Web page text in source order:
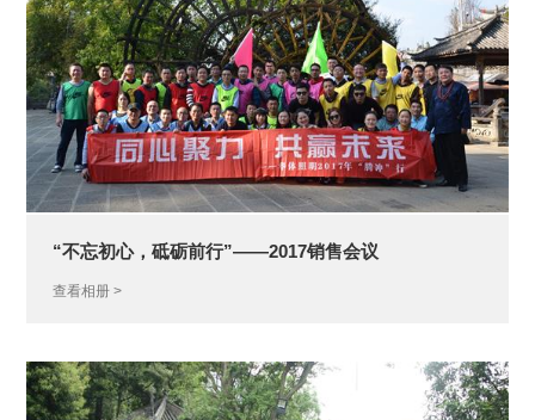
智慧城
市
文化定
制照明
城市能
源补给
站
夜景景
观照明
EMC
“不忘初心，砥砺前行”——2017销售会议
查看相册 >